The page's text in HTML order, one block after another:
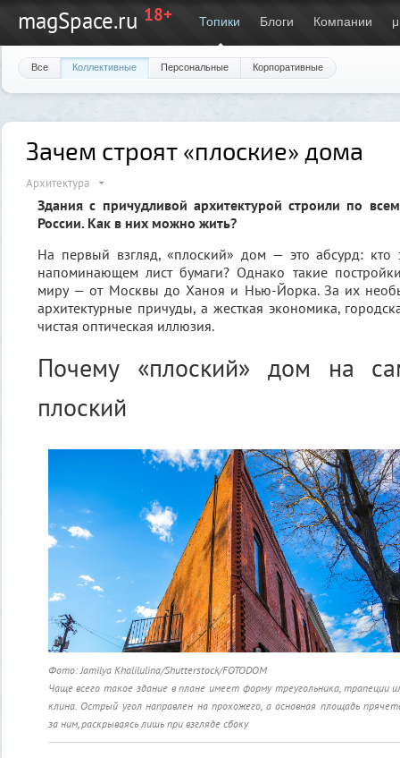
magSpace.ru 18+ Топики Блоги Компании μ
Все Коллективные Персональные Корпоративные
Зачем строят «плоские» дома
Архитектура
Здания с причудливой архитектурой строили по
России. Как в них можно жить?
На первый взгляд, «плоский» дом — это абсурд: кто
напоминающем лист бумаги? Однако такие
миру — от Москвы до Ханоя и Нью-Йорка. За их
архитектурные причуды, а жесткая экономика,
чистая оптическая иллюзия.
Почему «плоский» дом на
плоский
Фото: Jamilya Khalilulina/Shutterstock/FOTODOM
Чаще всего такое здание в плане имеет форму треугольника, трапеции
клина. Острый угол направлен на прохожего, а основная площадь
за ним, раскрываясь лишь при взгляде сбоку